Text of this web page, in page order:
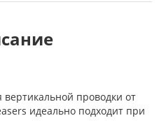
проводки от
идеально подходит при